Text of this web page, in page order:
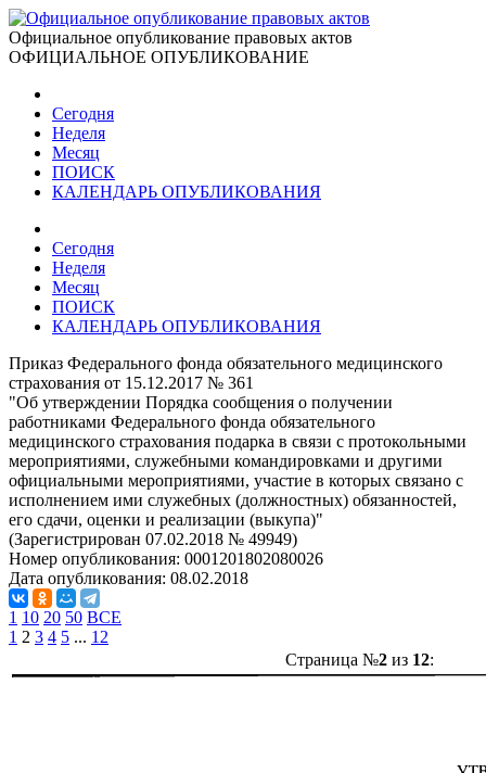
Официальное опубликование правовых актов
ОФИЦИАЛЬНОЕ ОПУБЛИКОВАНИЕ
Сегодня
Неделя
Месяц
ПОИСК
КАЛЕНДАРЬ ОПУБЛИКОВАНИЯ
Сегодня
Неделя
Месяц
ПОИСК
КАЛЕНДАРЬ ОПУБЛИКОВАНИЯ
Приказ Федерального фонда обязательного медицинского
страхования от 15.12.2017 № 361
"Об утверждении Порядка сообщения о получении
работниками Федерального фонда обязательного
медицинского страхования подарка в связи с протокольными
мероприятиями, служебными командировками и другими
официальными мероприятиями, участие в которых связано с
исполнением ими служебных (должностных) обязанностей,
его сдачи, оценки и реализации (выкупа)"
(Зарегистрирован 07.02.2018 № 49949)
Номер опубликования: 0001201802080026
Дата опубликования: 08.02.2018
1 10 20 50 ВСЕ
1 2 3 4 5 ... 12
Страница №2из 12: